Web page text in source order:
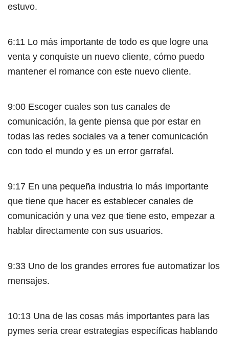
estuvo.
6:11 Lo más importante de todo es que logre una
venta y conquiste un nuevo cliente, cómo puedo
mantener el romance con este nuevo cliente.
9:00 Escoger cuales son tus canales de
comunicación, la gente piensa que por estar en
todas las redes sociales va a tener comunicación
con todo el mundo y es un error garrafal.
9:17 En una pequeña industria lo más importante
que tiene que hacer es establecer canales de
comunicación y una vez que tiene esto, empezar a
hablar directamente con sus usuarios.
9:33 Uno de los grandes errores fue automatizar los
mensajes.
10:13 Una de las cosas más importantes para las
pymes sería crear estrategias específicas hablando